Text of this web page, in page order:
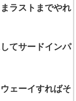
ラストまでやれ
てサードインパ
ェーイすればそ